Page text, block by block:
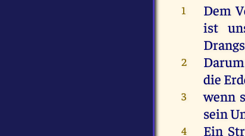
1 Dem
ist
2 Darum
die
3 wenn
sein
4 Ein